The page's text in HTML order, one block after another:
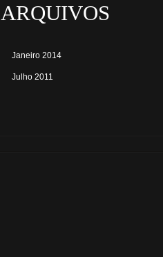
ARQUIVOS
Janeiro 2014
Julho 2011